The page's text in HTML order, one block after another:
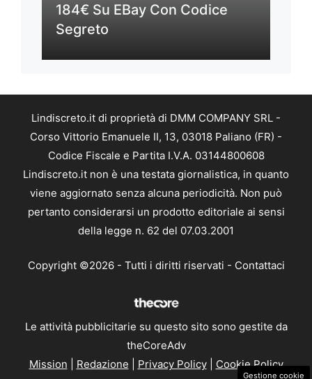
184€ Su EBay Con Codice
Segreto
Lindiscreto.it di proprietà di DMM COMPANY SRL -
Corso Vittorio Emanuele II, 13, 03018 Paliano (FR) -
Codice Fiscale e Partita I.V.A. 03144800608
Lindiscreto.it non è una testata giornalistica, in quanto
viene aggiornato senza alcuna periodicità. Non può
pertanto considerarsi un prodotto editoriale ai sensi
della legge n. 62 del 07.03.2001
Copyright ©2026 - Tutti i diritti riservati - Contattaci
Le attività pubblicitarie su questo sito sono gestite da
theCoreAdv
Mission
Redazione Privacy Policy| Cookie Policy
Gestione cookie